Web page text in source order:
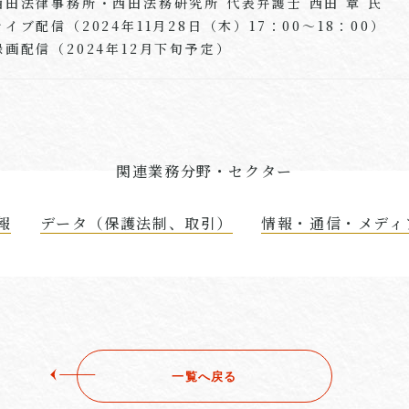
イブ配信（2024年11月28日（木）17：00～18：00）
画配信（2024年12月下旬予定）
関連業務分野・セクター
データ（保護法制、取引） 情報・通信・メデ
一覧へ戻る